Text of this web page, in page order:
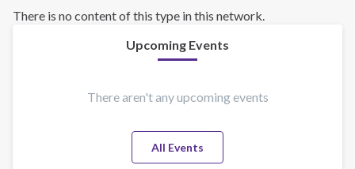
There is no content of this type in this network.
Upcoming Events
There aren't any upcoming events
All Events